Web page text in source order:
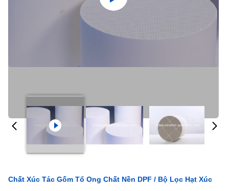
Chất Xúc Tác Gốm Tổ Ong Chất Nền DPF / Bộ Lọc Hạt Xúc